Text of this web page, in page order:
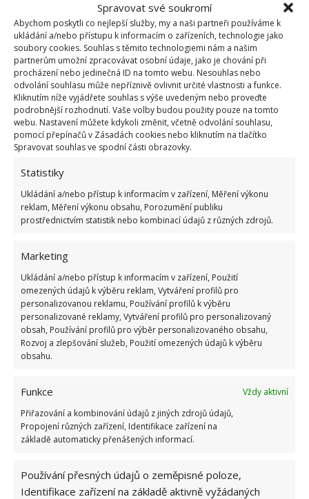
Spravovat své soukromí
Abychom poskytli co nejlepší služby, my a naši partneři používáme k
ukládání a/nebo přístupu k informacím o zařízeních, technologie jako
soubory cookies. Souhlas s těmito technologiemi nám a našim
partnerům umožní zpracovávat osobní údaje, jako je chování při
procházení nebo jedinečná ID na tomto webu. Nesouhlas nebo
odvolání souhlasu může nepříznivě ovlivnit určité vlastnosti a funkce.
Kliknutím níže vyjádřete souhlas s výše uvedeným nebo proveďte
podrobnější rozhodnutí. Vaše volby budou použity pouze na tomto
webu. Nastavení můžete kdykoli změnit, včetně odvolání souhlasu,
pomocí přepínačů v Zásadách cookies nebo kliknutím na tlačítko
Spravovat souhlas ve spodní části obrazovky.
Statistiky
Ukládání a/nebo přístup k informacím v zařízení, Měření výkonu
reklam, Měření výkonu obsahu, Porozumění publiku
prostřednictvím statistik nebo kombinací údajů z různých zdrojů.
Marketing
Ukládání a/nebo přístup k informacím v zařízení, Použití
omezených údajů k výběru reklam, Vytváření profilů pro
personalizovanou reklamu, Používání profilů k výběru
personalizované reklamy, Vytváření profilů pro personalizovaný
obsah, Používání profilů pro výběr personalizovaného obsahu,
Rozvoj a zlepšování služeb, Použití omezených údajů k výběru
obsahu.
Funkce
Vždy aktivní
Přiřazování a kombinování údajů z jiných zdrojů údajů,
Propojení různých zařízení, Identifikace zařízení na
základě automaticky přenášených informací.
Používání přesných údajů o zeměpisné poloze,
Identifikace zařízení na základě aktivně vyžádaných
1.6.2026
Kvíz na téma pionýrské tábory za socialismu:
Kdo je zažil, bez problému získá 12 ze 12 bodů
12.5.2026
Test znalostí o každodenní realitě za
komunismu: 10 retro otázek ukáže, kdo má
dobrý přehled
Retro kvíz o oblíbených autech v dobách
socialismu: Tehdejší řidiči musí získat 10 z 10
ŽHAVÉ NOVINKY
Vlastní „citrónová“ elektřina může šetřit
10.8.2026